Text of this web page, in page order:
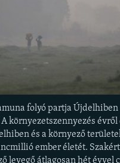
folyó partja Újdelhiben
környezetszennyezés évről
és a környező
ember életét.
levegő átlagosan hét évvel